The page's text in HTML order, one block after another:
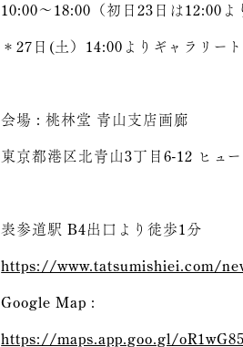
10:00～18:00（初日23日は12:00よ
＊27日(土）14:00よりギャラリー
会場 : 桃林堂 青山支店画廊
東京都港区北青山3丁目6-12 ヒュ
表参道駅 B4出口より徒歩1分
https://www.tatsumishiei.com/
Google Map :
https://maps.app.goo.gl/